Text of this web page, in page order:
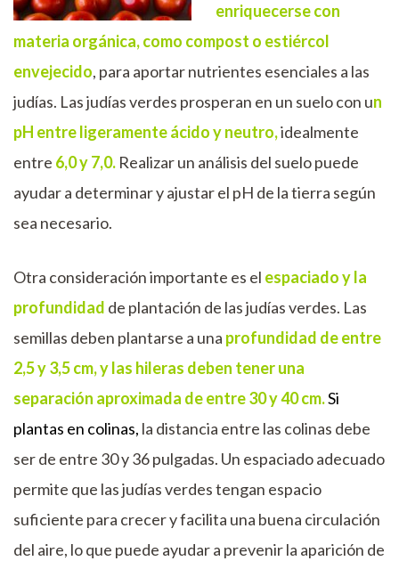
enriquecerse con
materia orgánica, como compost o estiércol
envejecido, para aportar nutrientes esenciales a las
judías. Las judías verdes prosperan en un suelo con un
pH entre ligeramente ácido y neutro,idealmente
entre 6,0 y 7,0. Realizar un análisis del suelo puede
ayudar a determinar y ajustar el pH de la tierra según
sea necesario.
Otra consideración importante es el espaciado y la
profundidad de plantación de las judías verdes. Las
semillas deben plantarse a una profundidad de entre
2,5 y 3,5 cm, y las hileras deben tener una
separación aproximada de entre 30 y 40 cm.Si
plantas en colinas, la distancia entre las colinas debe
ser de entre 30 y 36 pulgadas. Un espaciado adecuado
permite que las judías verdes tengan espacio
suficiente para crecer y facilita una buena circulación
del aire, lo que puede ayudar a prevenir la aparición de